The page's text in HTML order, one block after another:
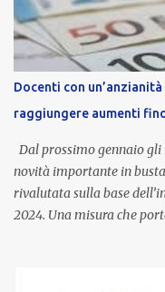
Docenti con
raggiungere aumenti
Dal prossimo gennaio
novità importante in
rivalutata sulla base
2024. Una misura che